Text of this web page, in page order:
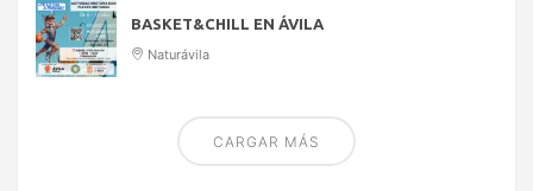
BASKET&CHILL EN ÁVILA
Naturávila
CARGAR MÁS